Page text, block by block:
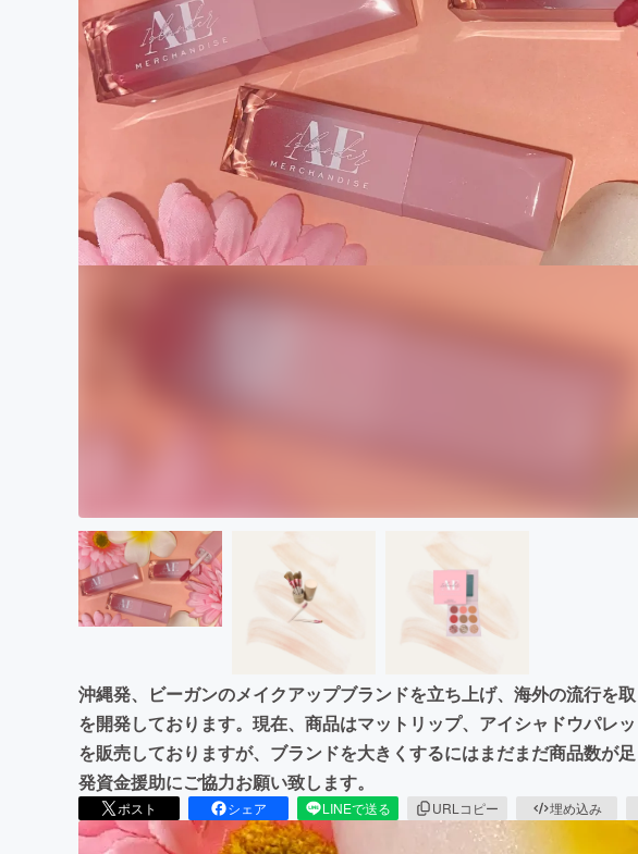
まちづくり・地域活性化
沖縄発、ビーガンのメイクアップブランドを立ち上げ、海外の流行を
を開発しております。現在、商品はマットリップ、アイシャドウパレ
を販売しておりますが、ブランドを大きくするにはまだまだ商品数が
発資金援助にご協力お願い致します。
ポスト シェア LINEで送る URLコピー 埋め込み